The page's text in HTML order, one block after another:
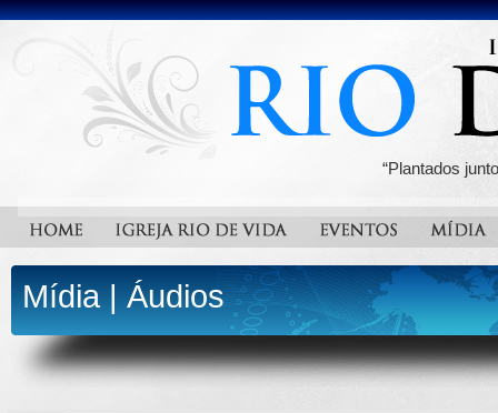
“Plantados
Mídia|Áudios